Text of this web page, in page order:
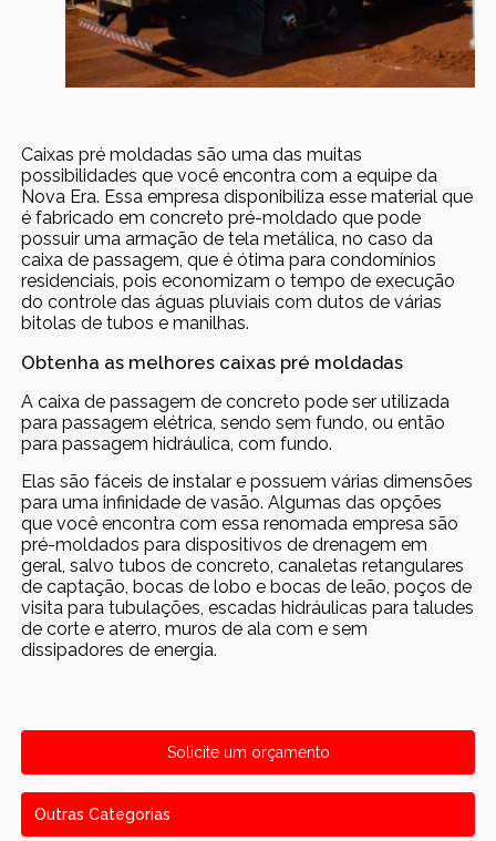
Caixas pré moldadas são uma das muitas
possibilidades que você encontra com a equipe da
Nova Era. Essa empresa disponibiliza esse material que
é fabricado em concreto pré-moldado que pode
possuir uma armação de tela metálica, no caso da
caixa de passagem, que é ótima para condomínios
residenciais, pois economizam o tempo de execução
do controle das águas pluviais com dutos de várias
bitolas de tubos e manilhas.
Obtenha as melhores caixas pré moldadas
A caixa de passagem de concreto pode ser utilizada
para passagem elétrica, sendo sem fundo, ou então
para passagem hidráulica, com fundo.
Elas são fáceis de instalar e possuem várias dimensões
para uma infinidade de vasão. Algumas das opções
que você encontra com essa renomada empresa são
pré-moldados para dispositivos de drenagem em
geral, salvo tubos de concreto, canaletas retangulares
de captação, bocas de lobo e bocas de leão, poços de
visita para tubulações, escadas hidráulicas para taludes
de corte e aterro, muros de ala com e sem
dissipadores de energia.
Solicite um orçamento
Outras Categorias